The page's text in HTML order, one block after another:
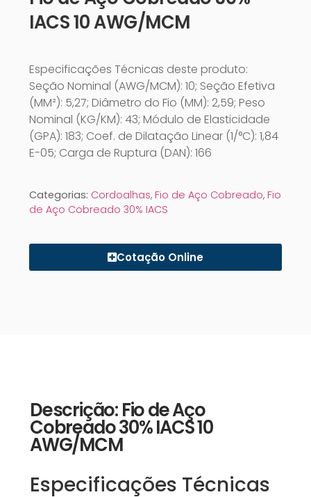
IACS 10 AWG/MCM
Especificações Técnicas deste produto:
Seção Nominal (AWG/MCM): 10; Seção Efetiva
(MM²): 5,27; Diâmetro do Fio (MM): 2,59; Peso
Nominal (KG/KM): 43; Módulo de Elasticidade
(GPA): 183; Coef. de Dilatação Linear (1/°C): 1,84
E-05; Carga de Ruptura (DAN): 166
Categorias: Cordoalhas, Fio de Aço Cobreado, Fio
de Aço Cobreado 30% IACS
Cotação Online
Descrição: Fio de Aço
Cobreado 30% IACS 10
AWG/MCM
Especificações Técnicas